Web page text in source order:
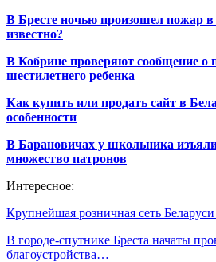
В Бресте ночью произошел пожар в
известно?
В Кобрине проверяют сообщение о
шестилетнего ребенка
Как купить или продать сайт в
особенности
В Барановичах у школьника
множество патронов
Интересное:
Крупнейшая розничная сеть
В городе-спутнике Бреста начаты
благоустройства…